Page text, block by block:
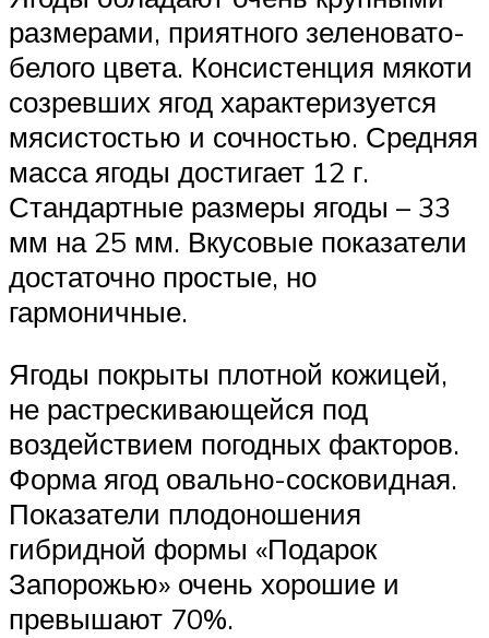
размерами, приятного зеленовато-
белого цвета. Консистенция мякоти
созревших ягод характеризуется
мясистостью и сочностью. Средняя
масса ягоды достигает 12 г.
Стандартные размеры ягоды – 33
мм на 25 мм. Вкусовые показатели
достаточно простые, но
гармоничные.
Ягоды покрыты плотной кожицей,
не растрескивающейся под
воздействием погодных факторов.
Форма ягод овально-сосковидная.
Показатели плодоношения
гибридной формы «Подарок
Запорожью» очень хорошие и
превышают 70%.